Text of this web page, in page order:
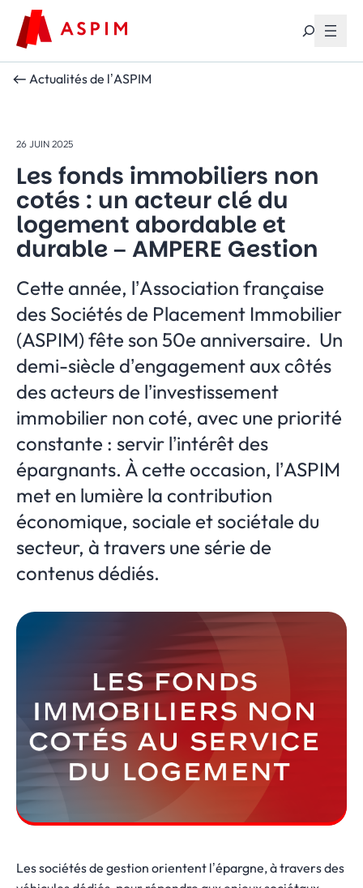
Aller au contenu
Actualités de l’ASPIM
26 JUIN 2025
Les fonds immobiliers non
cotés : un acteur clé du
logement abordable et
durable – AMPERE Gestion
Cette année, l’Association française
des Sociétés de Placement Immobilier
(ASPIM) fête son 50e anniversaire. Un
demi-siècle d’engagement aux côtés
des acteurs de l’investissement
immobilier non coté, avec une priorité
constante : servir l’intérêt des
épargnants. À cette occasion, l’ASPIM
met en lumière la contribution
économique, sociale et sociétale du
secteur, à travers une série de
contenus dédiés.
Les sociétés de gestion orientent l’épargne, à travers des